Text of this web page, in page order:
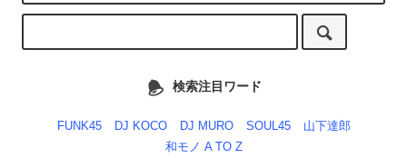
検索注目ワード
FUNK45 DJ KOCO DJ MURO SOUL45
山下達郎
和モノ A TO Z